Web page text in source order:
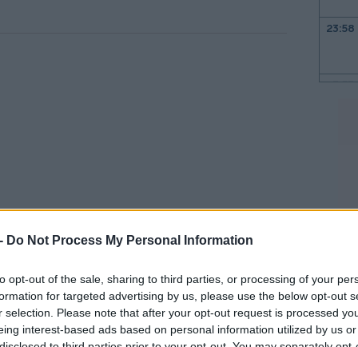
Do Not Process My Personal Information
opt-out of the sale, sharing to third parties, or processing of your
for targeted advertising by us, please use the below opt-out
selection. Please note that after your opt-out request is processed
interest-based ads based on personal information utilized by us
αναμένεται να οριστικοποιηθεί τις
των αεροσκαφών προβλέπεται να
δεκαετίας.
εμπορικές διαπραγματεύσεις, ενώ η SAS
23:58
23:53
23:17